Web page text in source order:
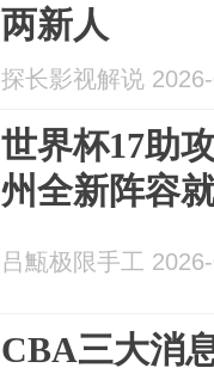
两新人
探长影视解说
世界杯17助
州全新阵容
吕甒极限手工
CBA三大消